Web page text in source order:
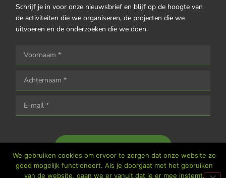
Schrijf je in voor onze nieuwsbrief en blijf op de hoogte van
de activiteiten die we organiseren, de projecten die we
uitvoeren en de onderzoeken die we doen.
We gebruiken cookies om ervoor te zorgen dat onze website zo
goed mogelijk functioneert. Als je doorgaat met het gebruiken
van de website, gaan we er vanuit dat je er mee instemt.